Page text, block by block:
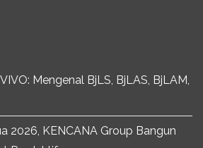
Mengenal BjLS, BjLAS, BjLAM,
2026, KENCANA Group Bangun